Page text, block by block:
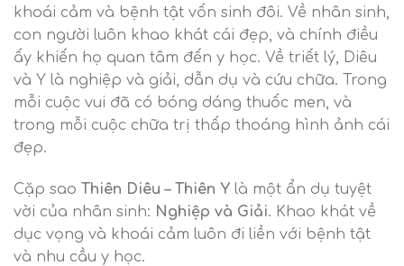
khoái cảm và bệnh tật vốn sinh đôi. Về nhân sinh,
con người luôn khao khát cái đẹp, và chính điều
ấy khiến họ quan tâm đến y học. Về triết lý, Diêu
và Y là nghiệp và giải, dẫn dụ và cứu chữa. Trong
mỗi cuộc vui đã có bóng dáng thuốc men, và
trong mỗi cuộc chữa trị thấp thoáng hình ảnh cái
đẹp.
Cặp sao Thiên Diêu – Thiên Y là một ẩn dụ tuyệt
vời của nhân sinh: Nghiệp và Giải. Khao khát về
dục vọng và khoái cảm luôn đi liền với bệnh tật
và nhu cầu y học.